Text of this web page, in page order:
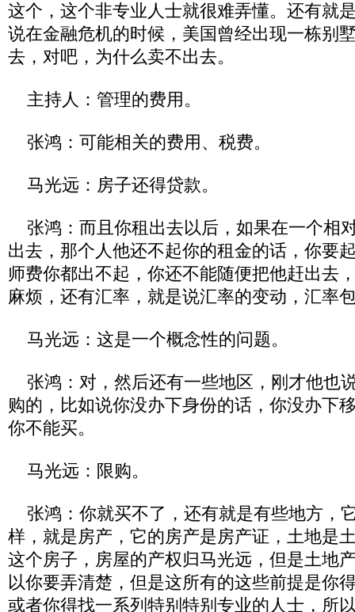
这个，这个非专业人士就很难弄懂。还有就
说在金融危机的时候，美国曾经出现一栋别
去，对吧，为什么卖不出去。
主持人：管理的费用。
张鸿：可能相关的费用、税费。
马光远：房子还得贷款。
张鸿：而且你租出去以后，如果在一个相
出去，那个人他还不起你的租金的话，你要
师费你都出不起，你还不能随便把他赶出去
麻烦，还有汇率，就是说汇率的变动，汇
马光远：这是一个概念性的问题。
张鸿：对，然后还有一些地区，刚才他也
购的，比如说你没办下身份的话，你没办下
你不能买。
马光远：限购。
张鸿：你就买不了，还有就是有些地方，
样，就是房产，它的房产是房产证，土地是
这个房子，房屋的产权归马光远，但是土地
以你要弄清楚，但是这所有的这些前提是你
或者你得找一系列特别特别专业的人士，所